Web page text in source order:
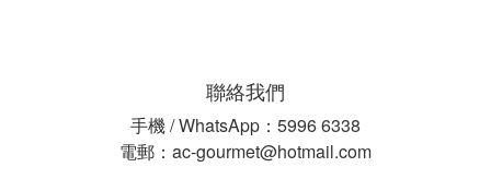
聯絡我們
手機 / WhatsApp：5996 6338
電郵：ac-gourmet@hotmail.com